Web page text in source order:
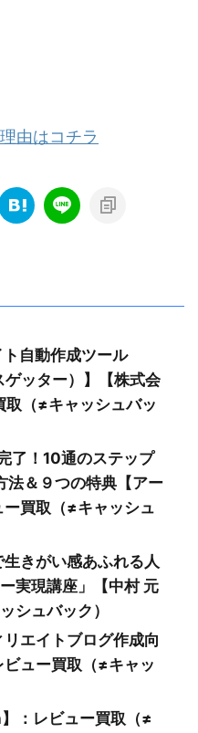
由はコチラ
自動作成ツール
ッター）】【株式会
（≠キャッシュバッ
了！10通のステップ
法＆９つの特典【アー
買取（≠キャッシュ
きがい感あふれる人
実現講座」【中村 元
シュバック）
エイトブログ作成向
ュー買取（≠キャッ
：レビュー買取（≠